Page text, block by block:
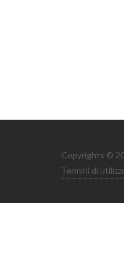
Copyrights ©
Termini di